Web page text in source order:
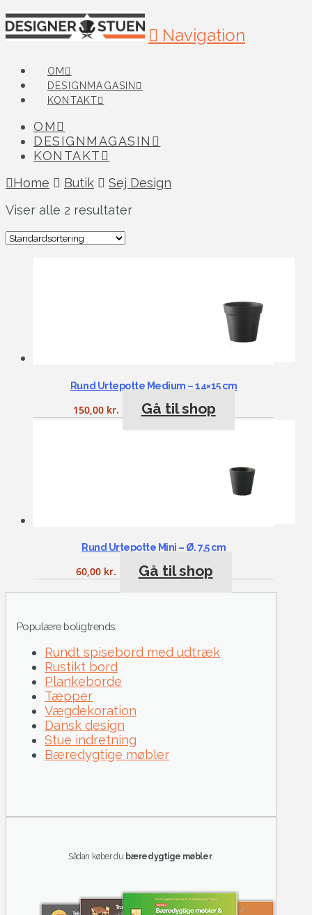
Navigation
OM
DESIGNMAGASIN
KONTAKT
OM
DESIGNMAGASIN
KONTAKT
Home
Butik
Sej Design
Viser alle 2 resultater
Rund Urtepotte Medium – 14×15 cm
150,00 kr. Gå til shop
Rund Urtepotte Mini – Ø. 7,5 cm
60,00 kr. Gå til shop
Populære boligtrends:
Rundt spisebord med udtræk
Rustikt bord
Plankeborde
Tæpper
Vægdekoration
Dansk design
Stue indretning
Bæredygtige møbler
Sådan køber du bæredygtige møbler.